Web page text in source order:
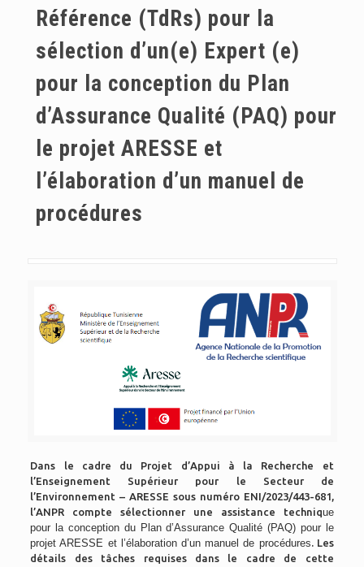
Référence (TdRs) pour la
sélection d’un(e) Expert (e)
pour la conception du Plan
d’Assurance Qualité (PAQ) pour
le projet ARESSE et
l’élaboration d’un manuel de
procédures
Dans le cadre du Projet d’Appui à la Recherche et
l’Enseignement Supérieur pour le Secteur de
l’Environnement – ARESSE sous numéro ENI/2023/443-681,
l’ANPR compte sélectionner une assistance technique
pour la conception du Plan d’Assurance Qualité (PAQ) pour le
projet ARESSE et l’élaboration d’un manuel de procédures. Les
détails des tâches requises dans le cadre de cette